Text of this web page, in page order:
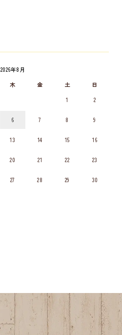
2026年8月
木 金 土
日
1
2
6 7 8 9
13 14 15 16
20 21 22 23
27 28 29 30